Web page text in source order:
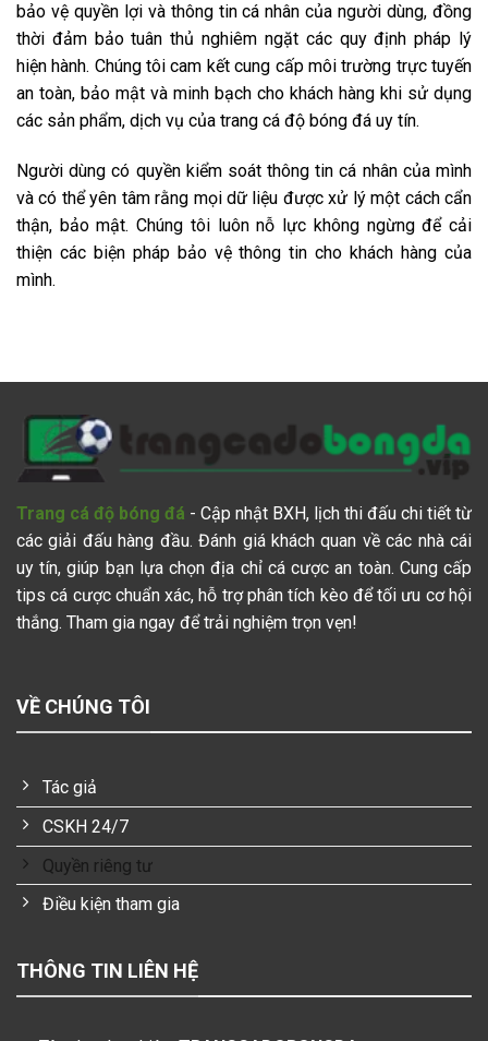
bảo vệ quyền lợi và thông tin cá nhân của người dùng, đồng
thời đảm bảo tuân thủ nghiêm ngặt các quy định pháp lý
hiện hành. Chúng tôi cam kết cung cấp môi trường trực tuyến
an toàn, bảo mật và minh bạch cho khách hàng khi sử dụng
các sản phẩm, dịch vụ của trang cá độ bóng đá uy tín.
Người dùng có quyền kiểm soát thông tin cá nhân của mình
và có thể yên tâm rằng mọi dữ liệu được xử lý một cách cẩn
thận, bảo mật. Chúng tôi luôn nỗ lực không ngừng để cải
thiện các biện pháp bảo vệ thông tin cho khách hàng của
mình.
Trang cá độ bóng đá - Cập nhật BXH, lịch thi đấu chi tiết từ
các giải đấu hàng đầu. Đánh giá khách quan về các nhà cái
uy tín, giúp bạn lựa chọn địa chỉ cá cược an toàn. Cung cấp
tips cá cược chuẩn xác, hỗ trợ phân tích kèo để tối ưu cơ hội
thắng. Tham gia ngay để trải nghiệm trọn vẹn!
VỀ CHÚNG TÔI
Tác giả
CSKH 24/7
Quyền riêng tư
Điều kiện tham gia
THÔNG TIN LIÊN HỆ